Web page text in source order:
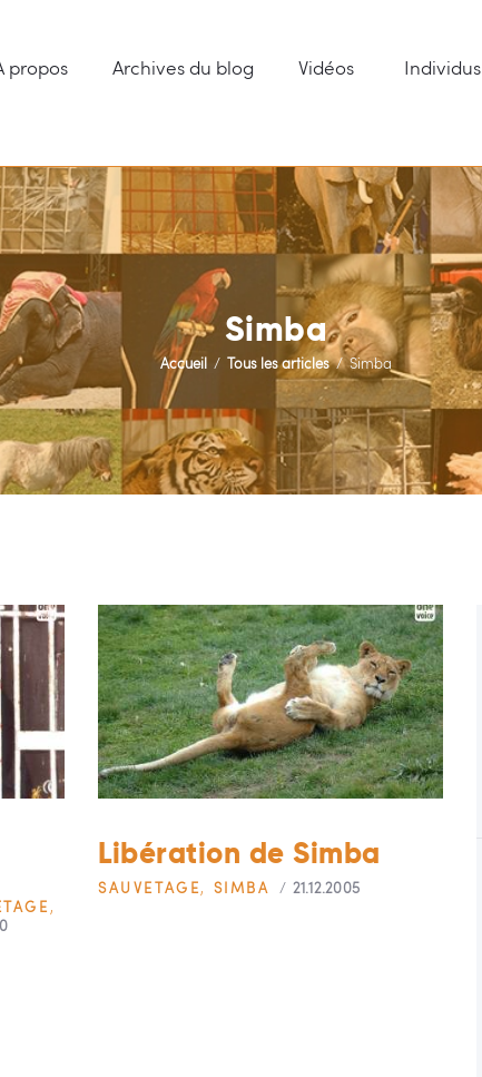
propos Archives du blog Vidéos Individus
Simba
Accueil Tous les articles Simba
CIRQUES SANS ANIMAUX
Archives du blog Vidéos Individus
,
Libération de Simba
SAUVETAGE, SIMBA 21.12.2005